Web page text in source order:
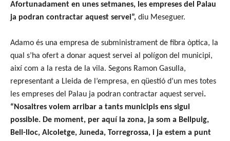
Afortunadament en unes setmanes, les empreses del Palau
ja podran contractar aquest servei”, diu Meseguer.
Adamo és una empresa de subministrament de fibra òptica, la
qual s’ha ofert a donar aquest servei al polígon del municipi,
així com a la resta de la vila. Segons Ramon Gasulla,
representant a Lleida de l’empresa, en qüestió d’un mes totes
les empreses del Palau ja podran contractar aquest servei.
“Nosaltres volem arribar a tants municipis ens sigui
possible. De moment, per aquí la zona, ja som a Bellpuig,
Bell-lloc, Alcoletge, Juneda, Torregrossa, i ja estem a punt